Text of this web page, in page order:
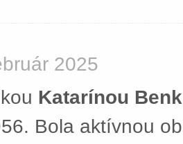
2025
Katarínou
Bola aktívnou